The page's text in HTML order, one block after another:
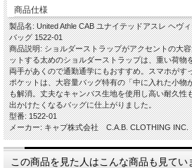
商品仕様
製品名: United Athle CAB ユナイテッドアスレ ヘヴ
バッグ 1522-01
商品説明: ショルダーストラップがアクセントの大
ットする太めのショルダーストラップは、重い荷物
両手があくので通勤通学にもおすすめ。スマホがす
ポケットは、大容量バッグ特有の「中に入れた小物
も解消。丈夫なキャンバス生地を使用し高い耐久性
出かけたくなるバッグに仕上がりました。
型番: 1522-01
メーカー: キャブ株式会社 C.A.B. CLOTHING INC.
この商品を見た人はこんな商品も見てい